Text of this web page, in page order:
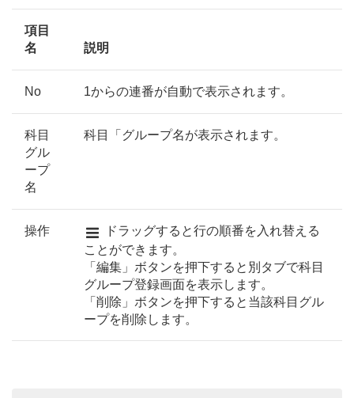
項目
名
説明
No 1からの連番が自動で表示されます。
科目
グル
ープ
名
科目「グループ名が表示されます。
操作
ドラッグすると行の順番を入れ替える
ことができます。
「編集」ボタンを押下すると別タブで科目
グループ登録画面を表示します。
「削除」ボタンを押下すると当該科目グル
ープを削除します。